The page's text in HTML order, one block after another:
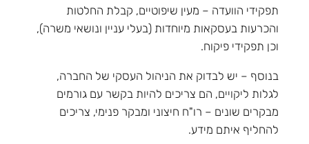
תפקידי הוועדה – מעין שיפוטיים, קבלת החלטות
והכרעות בעסקאות מיוחדות (בעלי עניין ונושאי משרה),
וכן תפקידי פיקוח.
בנוסף – יש לבדוק את הניהול העסקי של החברה,
לגלות ליקויים, הם צריכים להיות בקשר עם גורמים
מבקרים שונים – רו"ח חיצוני ומבקר פנימי, צריכים
להחליף איתם מידע.